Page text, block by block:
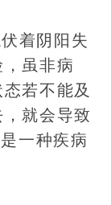
着阴阳失
虽非病
若不能及
就会导致
一种疾病